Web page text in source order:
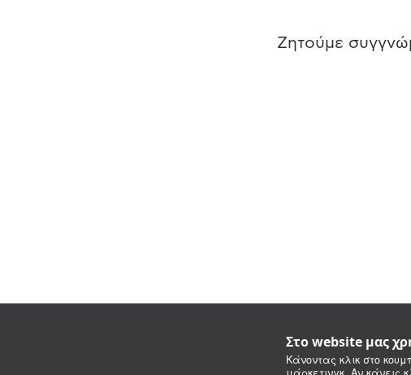
Στο website μας
Κάνοντας κλικ στο
Ζητούμε